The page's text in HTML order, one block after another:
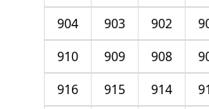
902
903
904
908
909
910
914
915
916